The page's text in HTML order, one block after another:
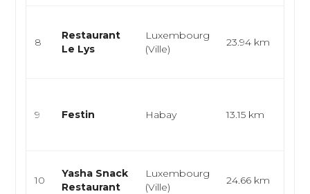
8
Restaurant
Le Lys
Luxembourg
(Ville)
23.94 km
9 Festin Habay 13.15 km
10
Yasha Snack
Restaurant
Luxembourg
(Ville)
24.66 km